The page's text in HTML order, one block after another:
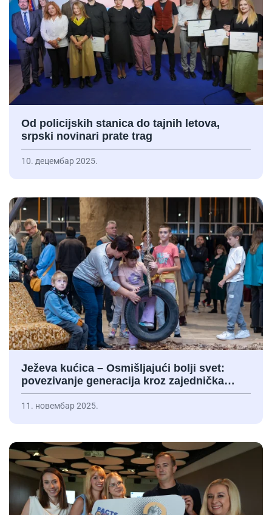
Od policijskih stanica do tajnih letova,
srpski novinari prate trag
10. децембар 2025.
Ježeva kućica – Osmišljajući bolji svet:
povezivanje generacija kroz zajednička…
11. новембар 2025.